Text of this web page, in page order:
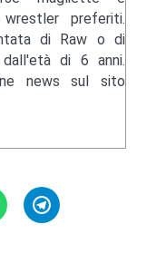
preferiti.
di Raw o di
di 6 anni.
news sul sito